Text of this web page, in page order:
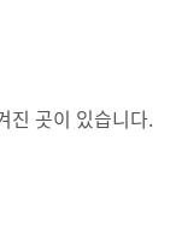
진 곳이 있습니다.